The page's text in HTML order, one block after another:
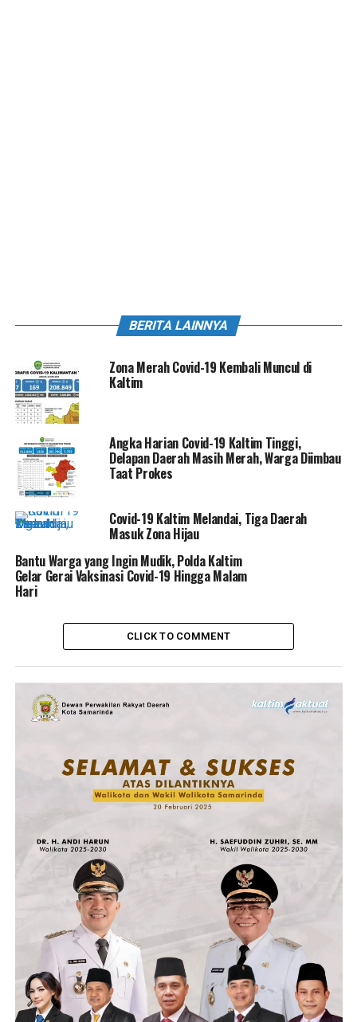
BERITA LAINNYA
Zona Merah Covid-19 Kembali Muncul di
Kaltim
Angka Harian Covid-19 Kaltim Tinggi,
Delapan Daerah Masih Merah, Warga Diimbau
Taat Prokes
Covid-19 Kaltim Melandai, Tiga Daerah
Masuk Zona Hijau
Bantu Warga yang Ingin Mudik, Polda Kaltim
Gelar Gerai Vaksinasi Covid-19 Hingga Malam
Hari
CLICK TO COMMENT